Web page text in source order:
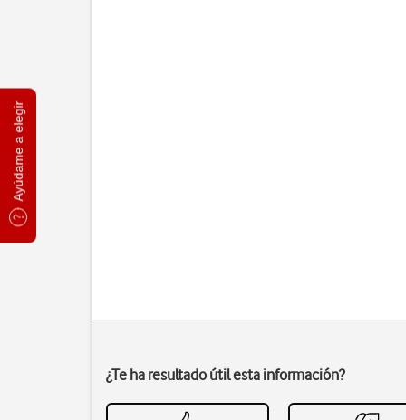
Ayúdame a elegir
¿Te ha resultado útil esta información?